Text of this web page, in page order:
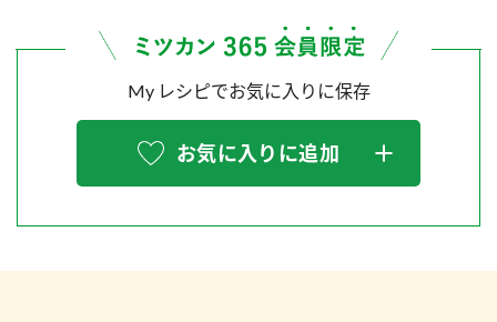
My レシピでお気に入りに保存
お気に入りに追加